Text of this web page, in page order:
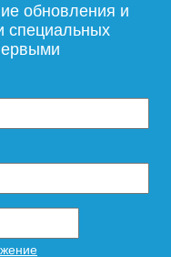
обновления и
специальных